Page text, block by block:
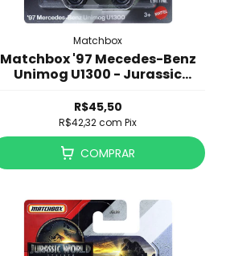
Matchbox
Matchbox '97 Mecedes-Benz
Unimog U1300 - Jurassic
R$45,50
R$42,32com Pix
COMPRAR